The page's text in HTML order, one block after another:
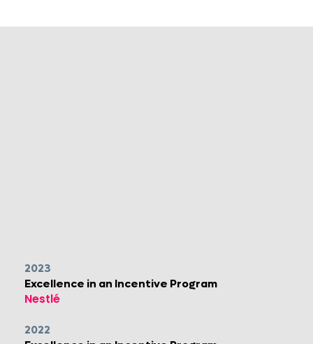
2023
Excellence in an Incentive Program
​Nestlé
2022